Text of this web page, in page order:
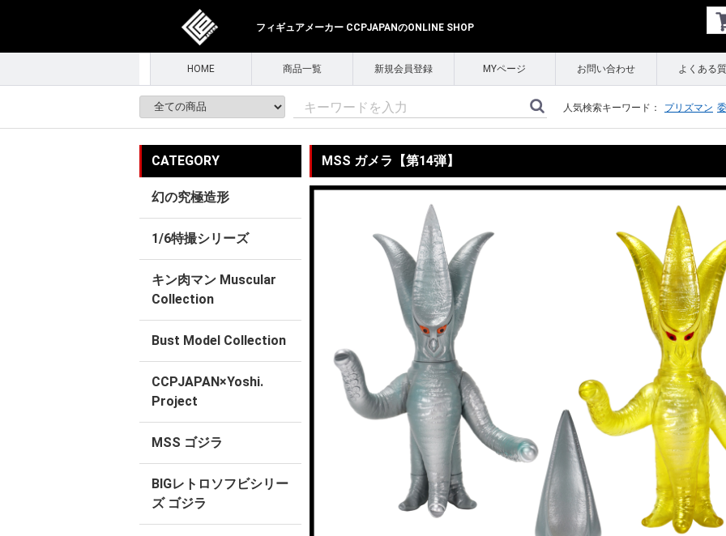
フィギュアメーカー CCPJAPANのONLINE SHOP
HOME 商品一覧 新規会員登録 MYページ お問い合わせ よくある
人気検索キーワード： プリズマン
MSS ガメラ【第14弾】
CATEGORY
幻の究極造形
1/6特撮シリーズ
キン肉マン Muscular
Collection
Bust Model Collection
CCPJAPAN×Yoshi.
Project
MSS ゴジラ
BIGレトロソフビシリー
ズ ゴジラ